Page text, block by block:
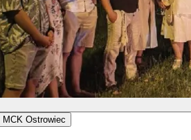
MCK Ostrowiec